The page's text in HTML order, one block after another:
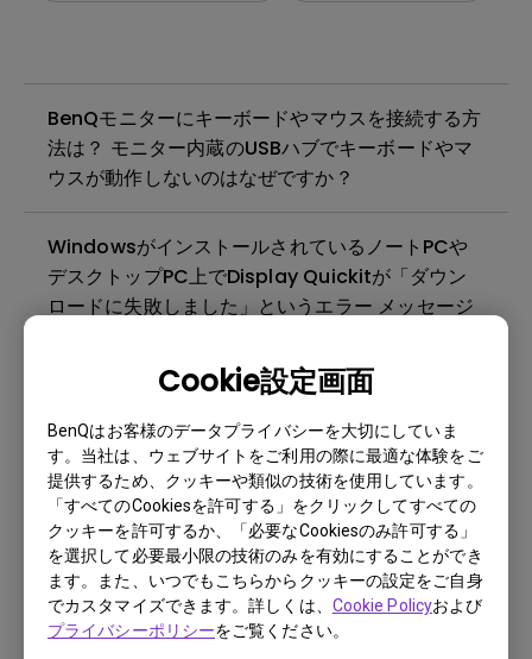
Cookie設定画面
BenQはお客様のデータプライバシーを大切にしていま
す。当社は、ウェブサイトをご利用の際に最適な体験をご
提供するため、クッキーや類似の技術を使用しています。
「すべてのCookiesを許可する」をクリックしてすべての
クッキーを許可するか、「必要なCookiesのみ許可する」
を選択して必要最小限の技術のみを有効にすることができ
ます。また、いつでもこちらからクッキーの設定をご自身
でカスタマイズできます。詳しくは、 Cookie Policyおよび
プライバシーポリシーをご覧ください。
BenQモニターにキーボードやマウスを接続する方
法は？ モニター内蔵のUSBハブでキーボードやマ
ウスが動作しないのはなぜですか？
WindowsがインストールされているノートPCや
デスクトップPC上でDisplay Quickitが「ダウン
ロードに失敗しました」というエラー メッセージ
Apple MacBook Pro 2017をモニターのUSB-Cポ
ートに接続すると、30Hzのリフレッシュレートし
か利用できず、他のオプションがグレー表示にな
るのはなぜですか？
USB Type-C ケーブルにて、 Windows ノートパ
ソコンまたは MacBook Pro を充電できますか?